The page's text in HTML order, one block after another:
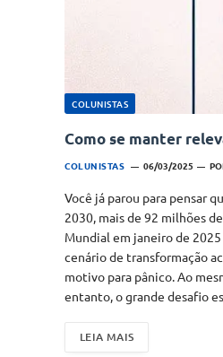
COLUNISTAS
Como se manter
COLUNISTAS 06/03/2025
Você já parou para pensar
2030, mais de 92 milhões
Mundial em janeiro de
cenário de transformação
motivo para pânico. Ao
entanto, o grande desafio
LEIA MAIS